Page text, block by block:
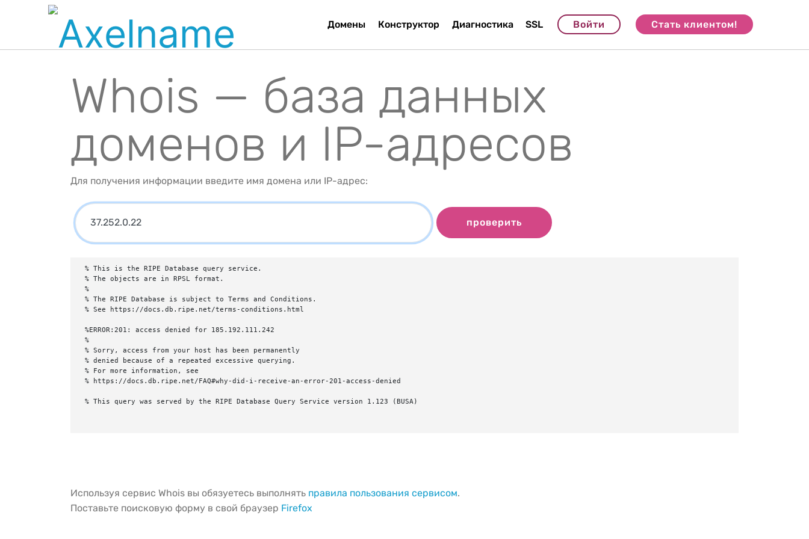
Домены Конструктор Диагностика SSL Войти Стать клиентом!
Whois — база данных
доменов и IP-адресов
Для получения информации введите имя домена или IP-адрес:
проверить
% This is the RIPE Database query service.
% The objects are in RPSL format.
%
% The RIPE Database is subject to Terms and Conditions.
% See https://docs.db.ripe.net/terms-conditions.html
%ERROR:201: access denied for 185.192.111.242
%
% Sorry, access from your host has been permanently
% denied because of a repeated excessive querying.
% For more information, see
% https://docs.db.ripe.net/FAQ#why-did-i-receive-an-error-201-access-denied
% This query was served by the RIPE Database Query Service version 1.123 (BUSA)
Используя сервис Whois вы обязуетесь выполнять правила пользования сервисом.
Поставьте поисковую форму в свой браузер Firefox